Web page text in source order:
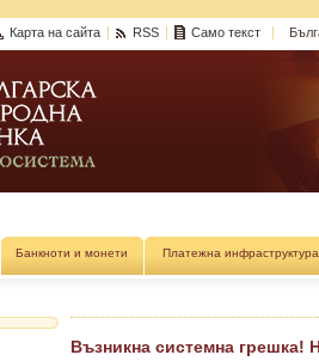
Карта на сайта RSS Само текст
Банкноти и монети Платежна инфраструктура
Възникна системна грешка!